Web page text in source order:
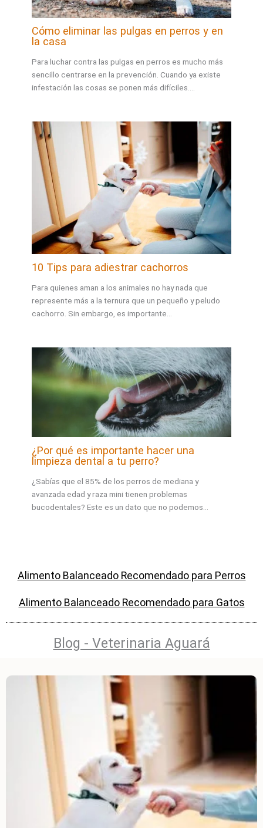
Cómo eliminar las pulgas en perros y en
la casa
Para luchar contra las pulgas en perros es mucho más
sencillo centrarse en la prevención. Cuando ya existe
infestación las cosas se ponen más difíciles.…
10 Tips para adiestrar cachorros
Para quienes aman a los animales no hay nada que
represente más a la ternura que un pequeño y peludo
cachorro. Sin embargo, es importante…
¿Por qué es importante hacer una
limpieza dental a tu perro?
¿Sabías que el 85% de los perros de mediana y
avanzada edad y raza mini tienen problemas
bucodentales? Este es un dato que no podemos…
Alimento Balanceado Recomendado para Perros
Alimento Balanceado Recomendado para Gatos
Blog - Veterinaria Aguará